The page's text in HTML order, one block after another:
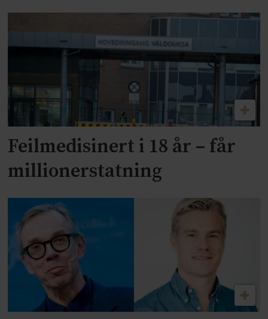
Feilmedisinert i 18 år – får
millionerstatning